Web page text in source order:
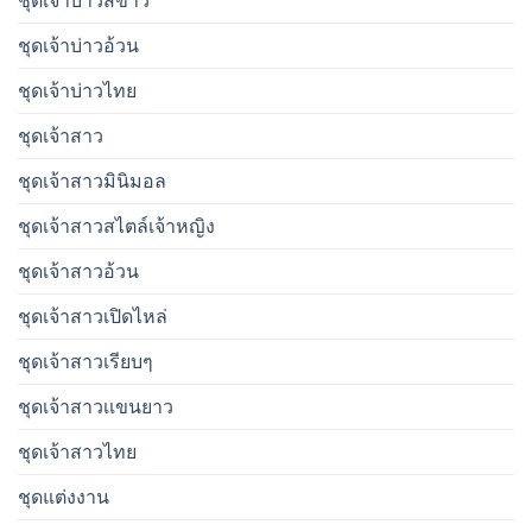
ชุดเจ้าบ่าวอ้วน
ชุดเจ้าบ่าวไทย
ชุดเจ้าสาว
ชุดเจ้าสาวมินิมอล
ชุดเจ้าสาวสไตล์เจ้าหญิง
ชุดเจ้าสาวอ้วน
ชุดเจ้าสาวเปิดไหล่
ชุดเจ้าสาวเรียบๆ
ชุดเจ้าสาวเเขนยาว
ชุดเจ้าสาวไทย
ชุดแต่งงาน